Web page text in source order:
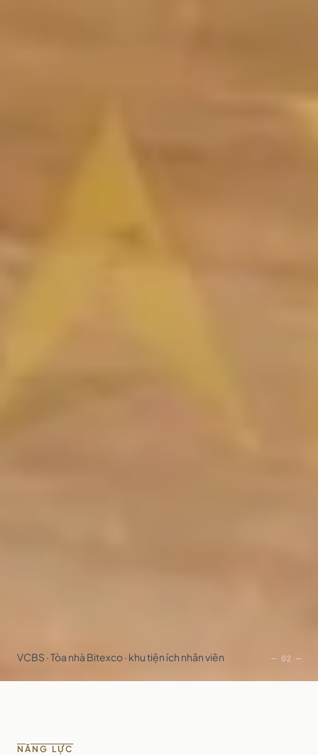
VCBS · Tòa nhà Bitexco · khu tiện ích nhân viên — 02 —
NĂNG LỰC